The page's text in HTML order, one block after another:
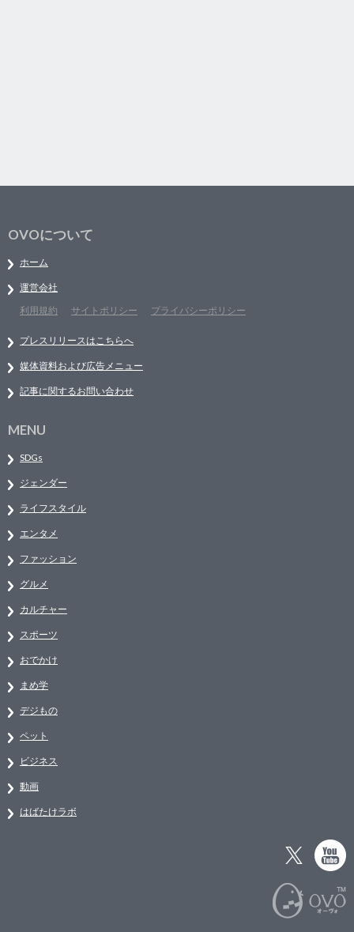
OVOについて
ホーム
運営会社
利用規約
サイトポリシー プライバシーポリシー
プレスリリースはこちらへ
媒体資料および広告メニュー
記事に関するお問い合わせ
MENU
SDGs
ジェンダー
ライフスタイル
エンタメ
ファッション
グルメ
カルチャー
スポーツ
おでかけ
まめ学
デジもの
ペット
ビジネス
動画
はばたけラボ